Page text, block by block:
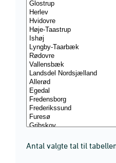
Antal valgte tal til